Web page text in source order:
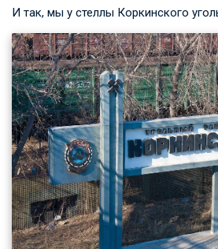
И так, мы у стеллы Коркинского